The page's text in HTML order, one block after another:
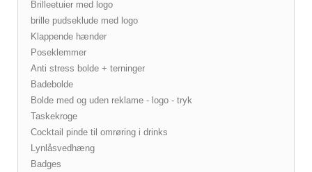
Brilleetuier med logo
brille pudseklude med logo
Klappende hænder
Poseklemmer
Anti stress bolde + terninger
Badebolde
Bolde med og uden reklame - logo - tryk
Taskekroge
Cocktail pinde til omrøring i drinks
Lynlåsvedhæng
Badges